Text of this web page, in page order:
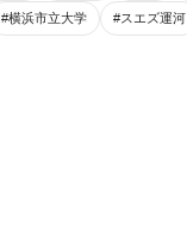
#横浜市立大学 #スエズ運河